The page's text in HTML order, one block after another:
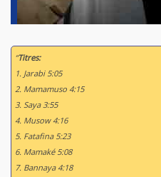
“Titres:
1. Jarabi 5:05
2. Mamamuso 4:15
3. Saya 3:55
4. Musow 4:16
5. Fatafina 5:23
6. Mamaké 5:08
7. Bannaya 4:18